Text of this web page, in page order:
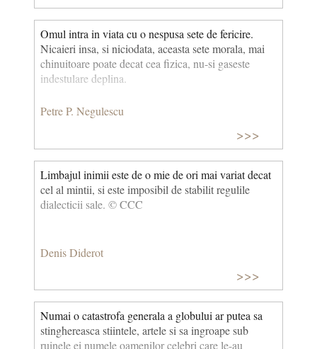
Omul intra in viata cu o nespusa sete de fericire.
Nicaieri insa, si niciodata, aceasta sete morala, mai
chinuitoare poate decat cea fizica, nu-si gaseste
indestulare deplina.
Petre P. Negulescu
>>>
Limbajul inimii este de o mie de ori mai variat decat
cel al mintii, si este imposibil de stabilit regulile
dialecticii sale. © CCC
Denis Diderot
>>>
Numai o catastrofa generala a globului ar putea sa
stinghereasca stiintele, artele si sa ingroape sub
ruinele ei numele oamenilor celebri care le-au